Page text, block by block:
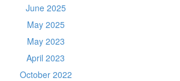
June 2025
May 2025
May 2023
April 2023
October 2022